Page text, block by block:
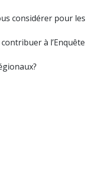
considérer pour les
à l’Enquête